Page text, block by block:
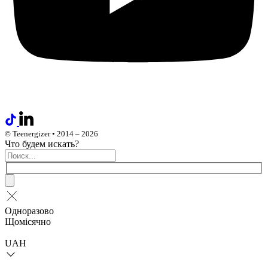
© Teenergizer • 2014 – 2026
Что будем искать?
Одноразово
Щомісячно
UAH